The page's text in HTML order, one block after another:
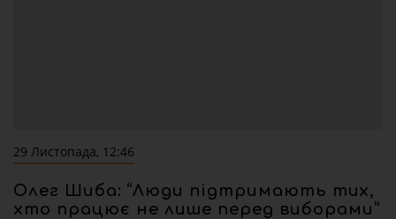
29 Листопада, 12:46
Олег Шиба: “Люди підтримають тих,
хто працює не лише перед виборами”